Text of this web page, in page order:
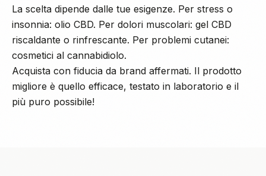
La scelta dipende dalle tue esigenze. Per stress o
insonnia: olio CBD. Per dolori muscolari: gel CBD
riscaldante o rinfrescante. Per problemi cutanei:
cosmetici al cannabidiolo.
Acquista con fiducia da brand affermati. Il prodotto
migliore è quello efficace, testato in laboratorio e il
più puro possibile!